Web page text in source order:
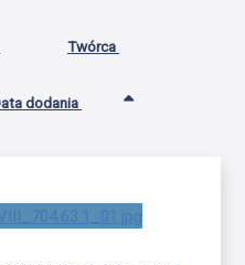
Twórca
dodania